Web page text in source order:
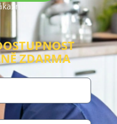
ZDARMA